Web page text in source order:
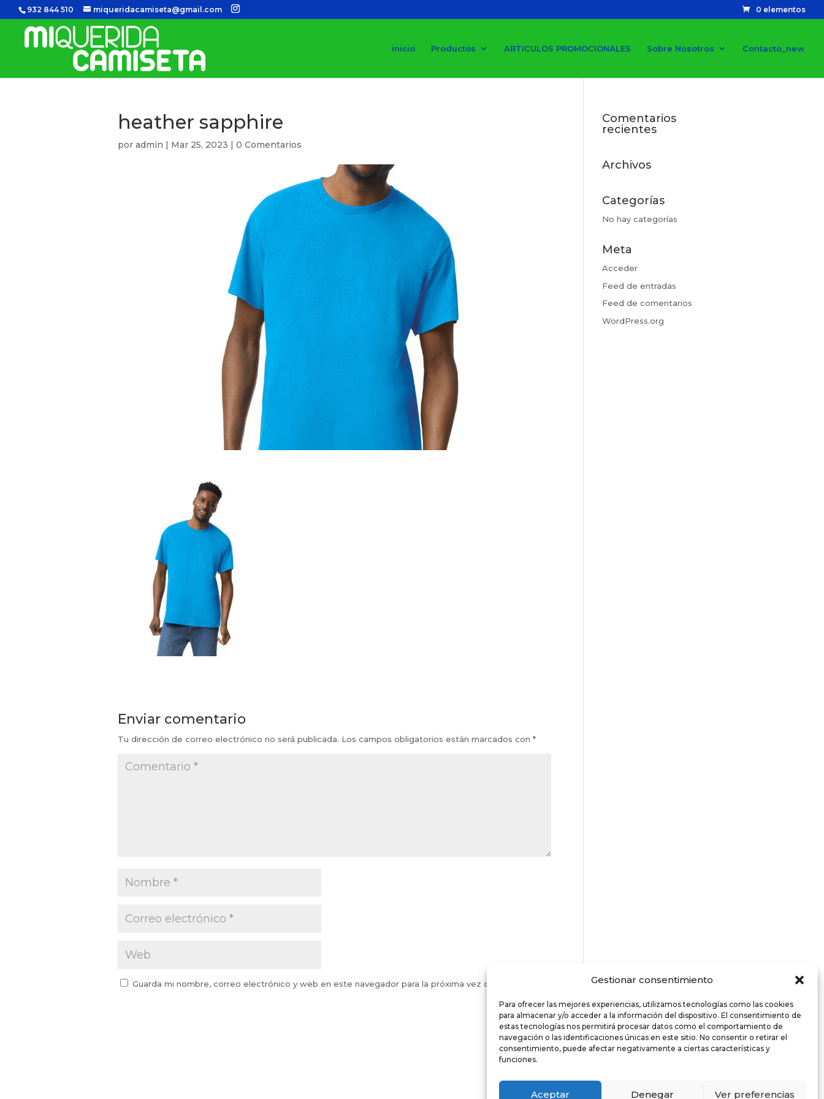
Gestionar consentimiento
Para ofrecer las mejores experiencias, utilizamos tecnologías como las cookies
para almacenar y/o acceder a la información del dispositivo. El consentimiento de
estas tecnologías nos permitirá procesar datos como el comportamiento de
navegación o las identificaciones únicas en este sitio. No consentir o retirar el
consentimiento, puede afectar negativamente a ciertas características y
funciones.
Aceptar Denegar Ver preferencias
932 844 510 miqueridacamiseta@gmail.com 0 elementos
inicio Productos ARTICULOS PROMOCIONALES Sobre Nosotros Contacto_new
heather sapphire
por admin | Mar 25, 2023 | 0 Comentarios
Enviar comentario
Tu dirección de correo electrónico no será publicada. Los campos obligatorios están marcados con *
Guarda mi nombre, correo electrónico y web en este navegador para la próxima vez que comente.
Comentarios
recientes
Archivos
Categorías
No hay categorías
Meta
Acceder
Feed de entradas
Feed de comentarios
WordPress.org